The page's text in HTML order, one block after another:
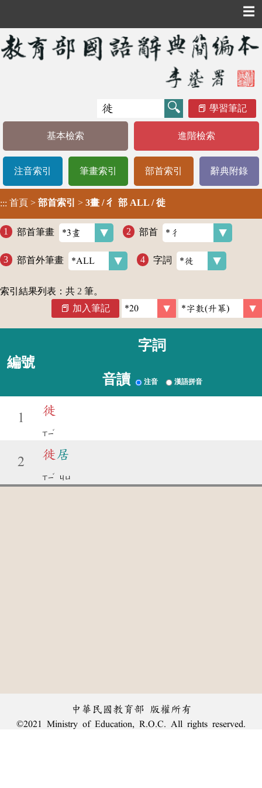
☰
學習筆記
基本檢索 進階檢索
注音索引 筆畫索引 部首索引 辭典附錄
::: 首頁 > 部首索引 > 3畫 / 彳 部 ALL / 徙
部首筆畫 部首
部首外筆畫 字詞
索引結果列表：共 2 筆。
加入筆記
編號
字詞
音讀 注音 漢語拼音
1
徙
ㄒㄧ
ˇ
2
徙居
ㄒㄧ
ˇ
ㄐㄩ
中華民國教育部 版權所有
©2021 Ministry of Education, R.O.C. All rights reserved.